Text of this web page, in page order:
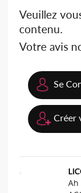
Veuillez
contenu.
Votre avis
Se
Créer
Ah